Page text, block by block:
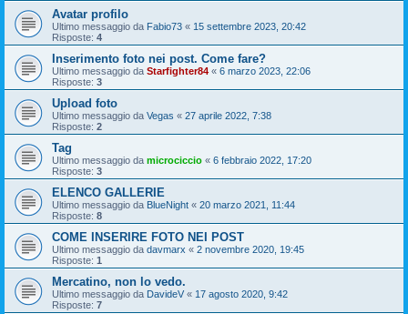
Avatar profilo
Ultimo messaggio da Fabio73 « 15 settembre 2023, 20:42
Risposte: 4
Inserimento foto nei post. Come fare?
Ultimo messaggio da Starfighter84 « 6 marzo 2023, 22:06
Risposte: 3
Upload foto
Ultimo messaggio da Vegas « 27 aprile 2022, 7:38
Risposte: 2
Tag
Ultimo messaggio da microciccio « 6 febbraio 2022, 17:20
Risposte: 3
ELENCO GALLERIE
Ultimo messaggio da BlueNight « 20 marzo 2021, 11:44
Risposte: 8
COME INSERIRE FOTO NEI POST
Ultimo messaggio da davmarx « 2 novembre 2020, 19:45
Risposte: 1
Mercatino, non lo vedo.
Ultimo messaggio da DavideV « 17 agosto 2020, 9:42
Risposte: 7